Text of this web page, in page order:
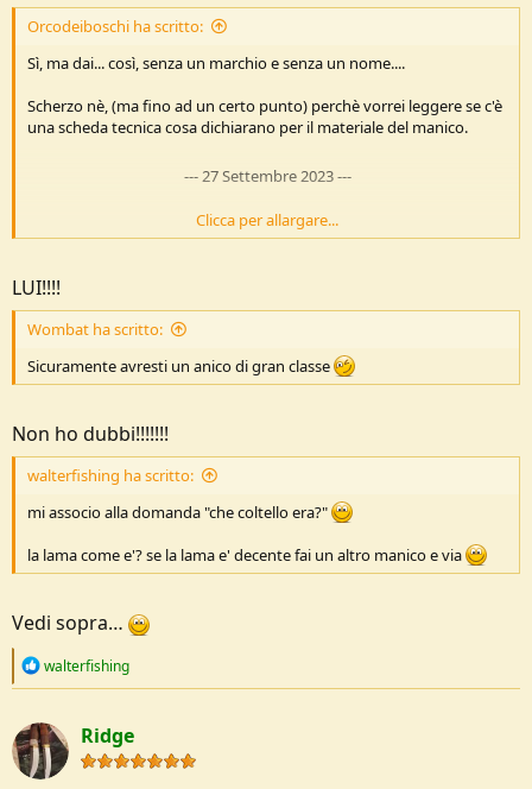
Orcodeiboschi ha scritto:
Sì, ma dai... così, senza un marchio e senza un nome....
Scherzo nè, (ma fino ad un certo punto) perchè vorrei leggere se c'è
una scheda tecnica cosa dichiarano per il materiale del manico.
--- 27 Settembre 2023---
Cos'è un Mtech?
Clicca per allargare...
LUI!!!!
Wombat ha scritto:
Sicuramente avresti un anico di gran classe
Non ho dubbi!!!!!!!
walterfishing ha scritto:
mi associo alla domanda "che coltello era?"
la lama come e'? se la lama e' decente fai un altro manico e via
Vedi sopra…
R
c
t
i
o
walterfishing
Ridge